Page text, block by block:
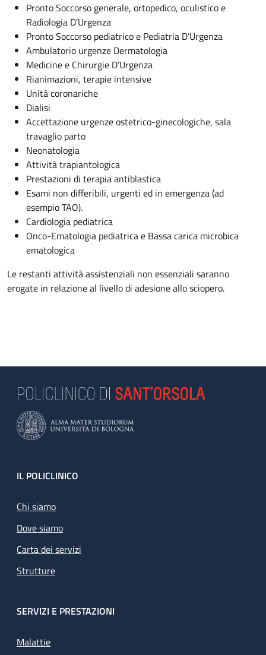
Pronto Soccorso generale, ortopedico, oculistico e
Radiologia D’Urgenza
Pronto Soccorso pediatrico e Pediatria D’Urgenza
Ambulatorio urgenze Dermatologia
Medicine e Chirurgie D’Urgenza
Rianimazioni, terapie intensive
Unità coronariche
Dialisi
Accettazione urgenze ostetrico-ginecologiche, sala
travaglio parto
Neonatologia
Attività trapiantologica
Prestazioni di terapia antiblastica
Esami non differibili, urgenti ed in emergenza (ad
esempio TAO).
Cardiologia pediatrica
Onco-Ematologia pediatrica e Bassa carica microbica
ematologica
Le restanti attività assistenziali non essenziali saranno
erogate in relazione al livello di adesione allo sciopero.
Footer
IL POLICLINICO
Chi siamo
Dove siamo
Carta dei servizi
Strutture
SERVIZI E PRESTAZIONI
Malattie